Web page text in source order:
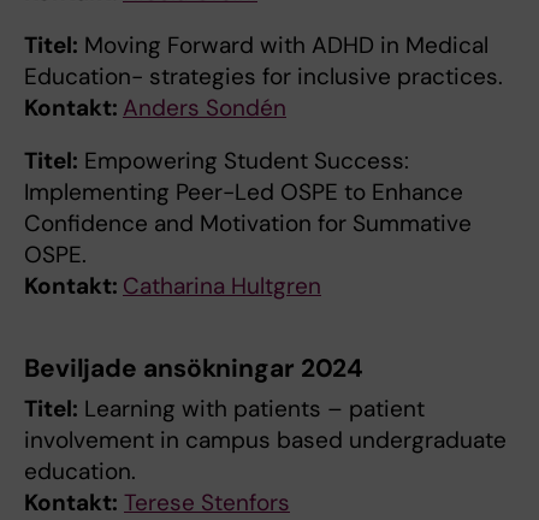
Titel: Moving Forward with ADHD in Medical
Education- strategies for inclusive practices.
Kontakt: Anders Sondén
Titel: Empowering Student Success:
Implementing Peer-Led OSPE to Enhance
Confidence and Motivation for Summative
OSPE.
Kontakt: Catharina Hultgren
Beviljade ansökningar 2024
Titel: Learning with patients – patient
involvement in campus based undergraduate
education.
Kontakt: Terese Stenfors